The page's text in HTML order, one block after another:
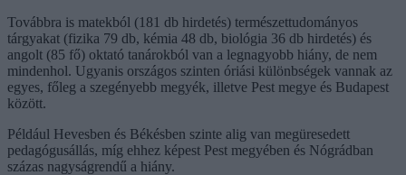
Továbbra is matekból (181 db hirdetés) természettudományos
tárgyakat (fizika 79 db, kémia 48 db, biológia 36 db hirdetés) és
angolt (85 fő) oktató tanárokból van a legnagyobb hiány, de nem
mindenhol. Ugyanis országos szinten óriási különbségek vannak az
egyes, főleg a szegényebb megyék, illetve Pest megye és Budapest
között.
Például Hevesben és Békésben szinte alig van megüresedett
pedagógusállás, míg ehhez képest Pest megyében és Nógrádban
százas nagyságrendű a hiány.